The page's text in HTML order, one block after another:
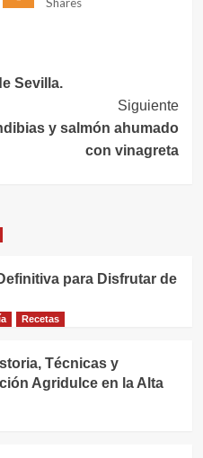
Shares
Sevilla.
Siguiente
y salmón ahumado
con vinagreta
para Disfrutar de
Recetas
Técnicas y
Agridulce en la Alta